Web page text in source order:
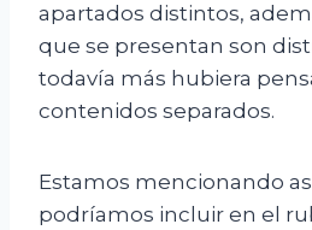
apartados distintos,
que se presentan son
todavía más hubiera
contenidos separados.
Estamos mencionando
podríamos incluir en el